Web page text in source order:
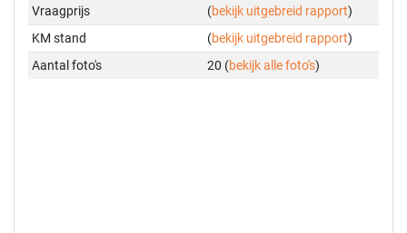
Vraagprijs
(bekijk uitgebreid rapport)
KM stand
(bekijk uitgebreid rapport)
Aantal foto's
20 (bekijk alle foto's)